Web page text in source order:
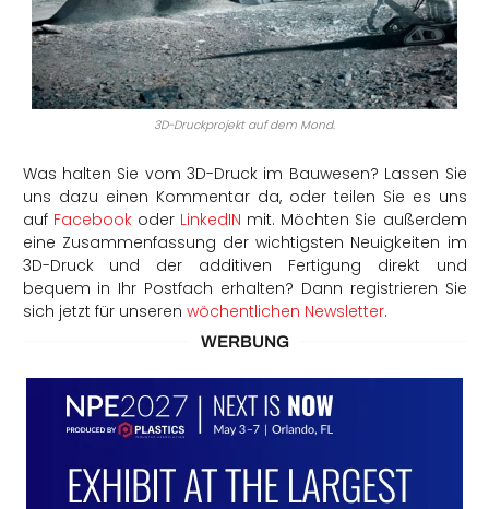
3D-Druckprojekt auf dem Mond.
Was halten Sie vom 3D-Druck im Bauwesen? Lassen Sie
uns dazu einen Kommentar da, oder teilen Sie es uns
auf Facebookoder LinkedIN mit. Möchten Sie außerdem
eine Zusammenfassung der wichtigsten Neuigkeiten im
3D-Druck und der additiven Fertigung direkt und
bequem in Ihr Postfach erhalten? Dann registrieren Sie
sich jetzt für unseren wöchentlichen Newsletter.
WERBUNG